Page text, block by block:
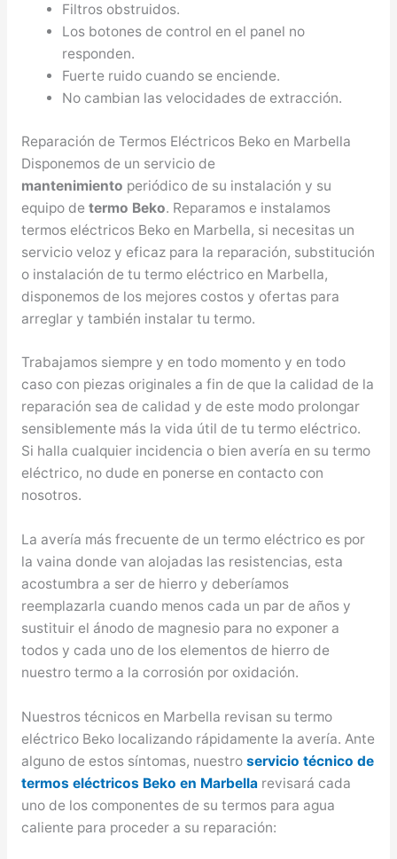
Filtros obstruidos.
Los botones de control en el panel no
responden.
Fuerte ruido cuando se enciende.
No cambian las velocidades de extracción.
Reparación de Termos Eléctricos Beko en Marbella
Disponemos de un servicio de
mantenimiento periódico de su instalación y su
equipo de termo Beko. Reparamos e instalamos
termos eléctricos Beko en Marbella, si necesitas un
servicio veloz y eficaz para la reparación, substitución
o instalación de tu termo eléctrico en Marbella,
disponemos de los mejores costos y ofertas para
arreglar y también instalar tu termo.
Trabajamos siempre y en todo momento y en todo
caso con piezas originales a fin de que la calidad de la
reparación sea de calidad y de este modo prolongar
sensiblemente más la vida útil de tu termo eléctrico.
Si halla cualquier incidencia o bien avería en su termo
eléctrico, no dude en ponerse en contacto con
nosotros.
La avería más frecuente de un termo eléctrico es por
la vaina donde van alojadas las resistencias, esta
acostumbra a ser de hierro y deberíamos
reemplazarla cuando menos cada un par de años y
sustituir el ánodo de magnesio para no exponer a
todos y cada uno de los elementos de hierro de
nuestro termo a la corrosión por oxidación.
Nuestros técnicos en Marbella revisan su termo
eléctrico Beko localizando rápidamente la avería. Ante
alguno de estos síntomas, nuestro servicio técnico de
termos eléctricos Beko en Marbellarevisará cada
uno de los componentes de su termos para agua
caliente para proceder a su reparación: